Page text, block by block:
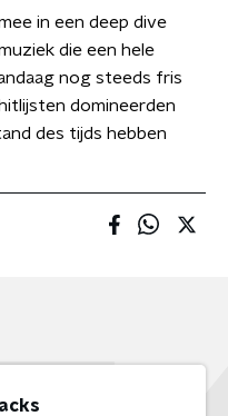
in een deep dive
die een hele
nog steeds fris
domineerden
des tijds hebben